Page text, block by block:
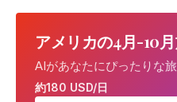
アメリカの4月-10
AIがあなたにぴったりな
約180 USD/日